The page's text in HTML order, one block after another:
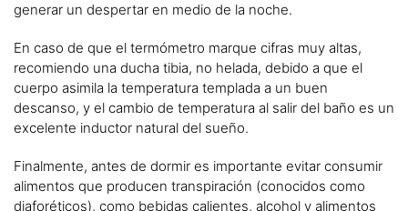
generar un despertar en medio de la noche.
En caso de que el termómetro marque cifras muy altas,
recomiendo una ducha tibia, no helada, debido a que el
cuerpo asimila la temperatura templada a un buen
descanso, y el cambio de temperatura al salir del baño es un
excelente inductor natural del sueño.
Finalmente, antes de dormir es importante evitar consumir
alimentos que producen transpiración (conocidos como
diaforéticos), como bebidas calientes, alcohol y alimentos